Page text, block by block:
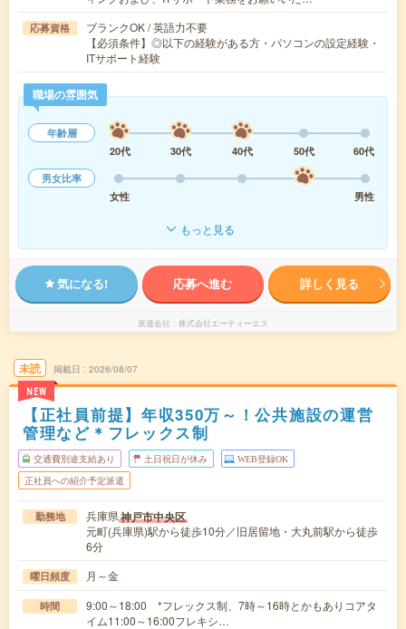
応募資格
ブランクOK / 英語力不要
【必須条件】◎以下の経験がある方・パソコンの設定経験・
ITサポート経験
職場の雰囲気
年齢層
20代
30代 40代 50代
60代
男女比率
女性
男性
もっと見る
気になる! 応募へ進む 詳しく見る
派遣会社 株式会社エーティーエス
未読
NEW
掲載日 2026/08/07
【正社員前提】年収350万～！公共施設の運営
管理など＊フレックス制
交通費別途支給あり 土日祝日が休み WEB登録OK
正社員への紹介予定派遣
勤務地 兵庫県神戸市中央区
元町(兵庫県)駅から徒歩10分／旧居留地・大丸前駅から徒歩
6分
曜日頻度 月～金
時間
9:00～18:00 *フレックス制、7時～16時とかもありコアタ
イム11:00～16:00フレキシ…